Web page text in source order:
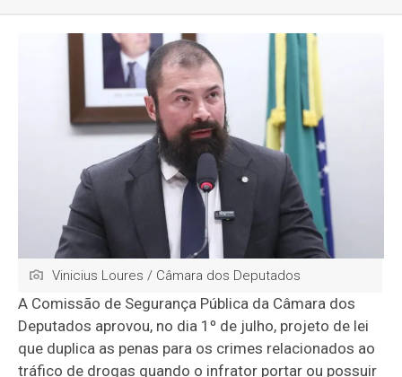
Vinicius Loures / Câmara dos Deputados
A Comissão de Segurança Pública da Câmara dos
Deputados aprovou, no dia 1º de julho, projeto de lei
que duplica as penas para os crimes relacionados ao
tráfico de drogas quando o infrator portar ou possuir